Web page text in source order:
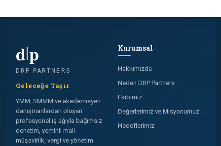
dp
DRP PARTNERS
Geleceğe Taşır
YMM, SMMM ve akademisyen
danışmanlardan oluşan
profesyonel iş ağıyla bağımsız
denetim, yeminli mali
müşavirlik, vergi ve yönetim
Kurumsal
Hakkımızda
Neden DRP Partners
Ekibimiz
Değerlerimiz ve Misyonumuz
Hedeflerimiz